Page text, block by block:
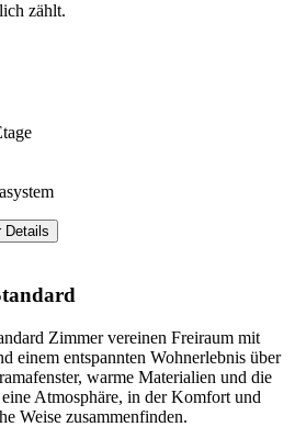
zählt.
Details
Zimmer vereinen Freiraum mit
einem entspannten Wohnerlebnis über
warme Materialien und die
Atmosphäre, in der Komfort und
Weise zusammenfinden.